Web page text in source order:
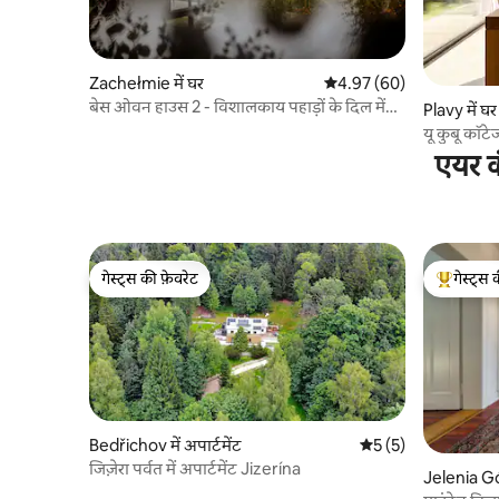
Zachełmie में घर औसत रेटिंग 5 में से 4.97, 60
4.97 (60)
बेस ओवन हाउस 2 - विशालकाय पहाड़ों के दिल में
Plavy में घर
यू कुबू
एयर
गेस्ट्स की फ़ेवरेट
गेस्ट्स की फ़ेवरेट
Bedřichov में अपार्टमेंट औसत रेटिंग 5 में से 5, 5
5 (5)
जिज़ेरा पर्वत में अपार्टमेंट Jizerína
गेस्ट्स का
गेस्ट्स
Jelenia